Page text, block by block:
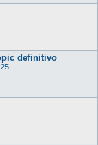
definitivo